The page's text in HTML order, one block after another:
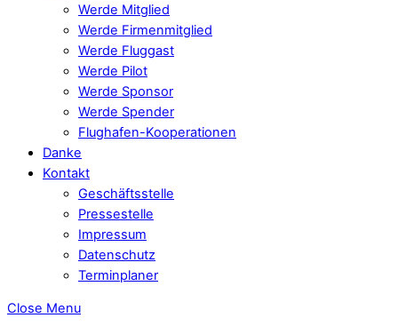
Werde Mitglied
Werde Firmenmitglied
Werde Fluggast
Werde Pilot
Werde Sponsor
Werde Spender
Flughafen-Kooperationen
Danke
Kontakt
Geschäftsstelle
Pressestelle
Impressum
Datenschutz
Terminplaner
Close Menu